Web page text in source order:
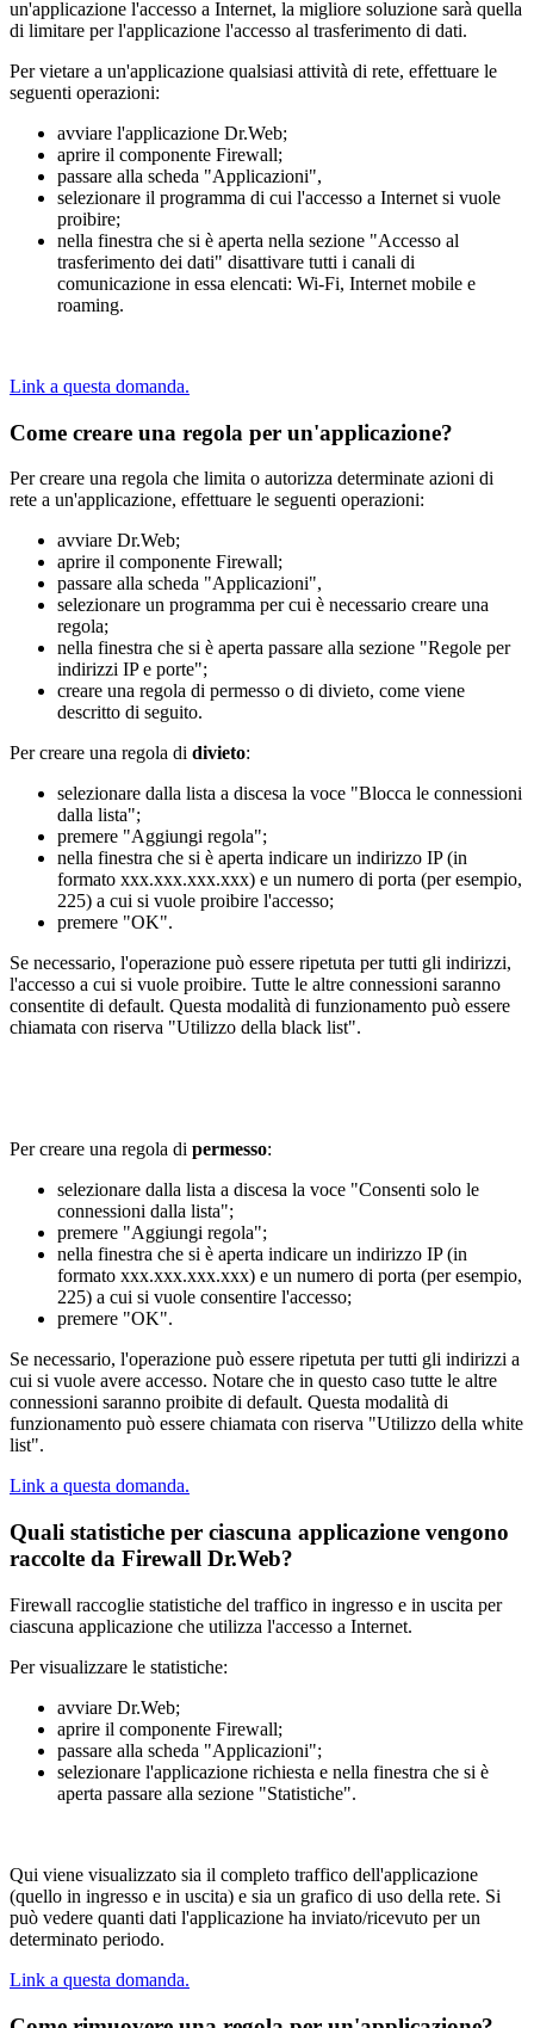
un'applicazione l'accesso a Internet, la migliore soluzione sarà quella
di limitare per l'applicazione l'accesso al trasferimento di dati.
Per vietare a un'applicazione qualsiasi attività di rete, effettuare le
seguenti operazioni:
avviare l'applicazione Dr.Web;
aprire il componente Firewall;
passare alla scheda "Applicazioni",
selezionare il programma di cui l'accesso a Internet si vuole
proibire;
nella finestra che si è aperta nella sezione "Accesso al
trasferimento dei dati" disattivare tutti i canali di
comunicazione in essa elencati: Wi-Fi, Internet mobile e
roaming.
Link a questa domanda.
Come creare una regola per un'applicazione?
Per creare una regola che limita o autorizza determinate azioni di
rete a un'applicazione, effettuare le seguenti operazioni:
avviare Dr.Web;
aprire il componente Firewall;
passare alla scheda "Applicazioni",
selezionare un programma per cui è necessario creare una
regola;
nella finestra che si è aperta passare alla sezione "Regole per
indirizzi IP e porte";
creare una regola di permesso o di divieto, come viene
descritto di seguito.
Per creare una regola di divieto:
selezionare dalla lista a discesa la voce "Blocca le connessioni
dalla lista";
premere "Aggiungi regola";
nella finestra che si è aperta indicare un indirizzo IP (in
formato xxx.xxx.xxx.xxx) e un numero di porta (per esempio,
225) a cui si vuole proibire l'accesso;
premere "OK".
Se necessario, l'operazione può essere ripetuta per tutti gli indirizzi,
l'accesso a cui si vuole proibire. Tutte le altre connessioni saranno
consentite di default. Questa modalità di funzionamento può essere
chiamata con riserva "Utilizzo della black list".
Per creare una regola di permesso:
selezionare dalla lista a discesa la voce "Consenti solo le
connessioni dalla lista";
premere "Aggiungi regola";
nella finestra che si è aperta indicare un indirizzo IP (in
formato xxx.xxx.xxx.xxx) e un numero di porta (per esempio,
225) a cui si vuole consentire l'accesso;
premere "OK".
Se necessario, l'operazione può essere ripetuta per tutti gli indirizzi a
cui si vuole avere accesso. Notare che in questo caso tutte le altre
connessioni saranno proibite di default. Questa modalità di
funzionamento può essere chiamata con riserva "Utilizzo della white
list".
Link a questa domanda.
Quali statistiche per ciascuna applicazione vengono
raccolte da Firewall Dr.Web?
Firewall raccoglie statistiche del traffico in ingresso e in uscita per
ciascuna applicazione che utilizza l'accesso a Internet.
Per visualizzare le statistiche:
avviare Dr.Web;
aprire il componente Firewall;
passare alla scheda "Applicazioni";
selezionare l'applicazione richiesta e nella finestra che si è
aperta passare alla sezione "Statistiche".
Qui viene visualizzato sia il completo traffico dell'applicazione
(quello in ingresso e in uscita) e sia un grafico di uso della rete. Si
può vedere quanti dati l'applicazione ha inviato/ricevuto per un
determinato periodo.
Link a questa domanda.